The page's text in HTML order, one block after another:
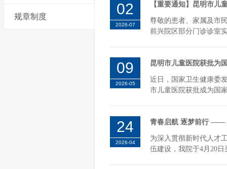
规章制度 02
2026-07
【重要通知】昆明市儿
尊敬的患者、家属及市
前兴院区部分门诊诊室
09
2026-05
昆明市儿童医院获批为
近日，国家卫生健康委
市儿童医院获批成为国
24
2026-04
青春启航 逐梦前行 ——
为深入贯彻新时代人才
伍建设，我院于4月20日